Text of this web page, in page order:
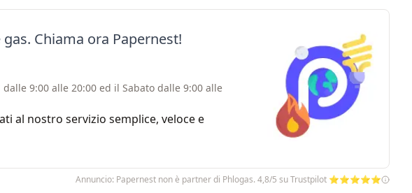
Chiama ora Papernest!
9:00 alle 20:00 ed il Sabato dalle 9:00 alle
al nostro servizio semplice, veloce e
Annuncio: Papernest non è partner di Phlogas. 4,8/5 su Trustpilot ⭐⭐⭐⭐⭐